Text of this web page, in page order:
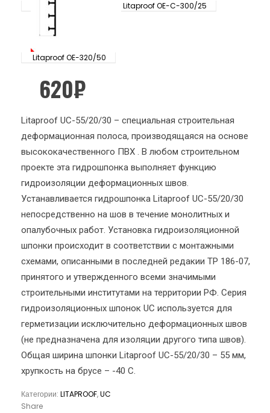
Litaproof OE-C-300/25
Litaproof OE-320/50
620₽
Litaproof UC-55/20/30 – специальная строительная
деформационная полоса, производящаяся на основе
высококачественного ПВХ . В любом строительном
проекте эта гидрошпонка выполняет функцию
гидроизоляции деформационных швов.
Устанавливается гидрошпонка Litaproof UC-55/20/30
непосредственно на шов в течение монолитных и
опалубочных работ. Установка гидроизоляционной
шпонки происходит в соответствии с монтажными
схемами, описанными в последней редакии ТР 186-07,
принятого и утвержденного всеми значимыми
строительными институтами на территории РФ. Серия
гидроизоляционных шпонок UC используется для
герметизации исключительно деформационных швов
(не предназначена для изоляции другого типа швов).
Общая ширина шпонки Litaproof UC-55/20/30 – 55 мм,
хрупкость на брусе – -40 С.
Категории: LITAPROOF,UC
Share